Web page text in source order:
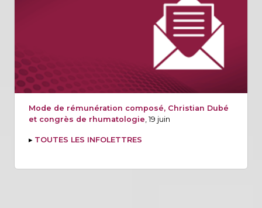
Mode de rémunération composé, Christian Dubé
et congrès de rhumatologie , 19 juin
▸ TOUTES LES INFOLETTRES